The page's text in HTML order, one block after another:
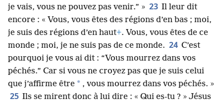
je vais, vous ne pouvez pas venir.” » 23 Il leur dit
encore : « Vous, vous êtes des régions d’en bas ; moi,
je suis des régions d’en haut+. Vous, vous êtes de ce
monde ; moi, je ne suis pas de ce monde. 24 C’est
pourquoi je vous ai dit : “Vous mourrez dans vos
péchés.” Car si vous ne croyez pas que je suis celui
que j’affirme être * , vous mourrez dans vos péchés. »
25 Ils se mirent donc à lui dire : « Qui es-tu ? » Jésus